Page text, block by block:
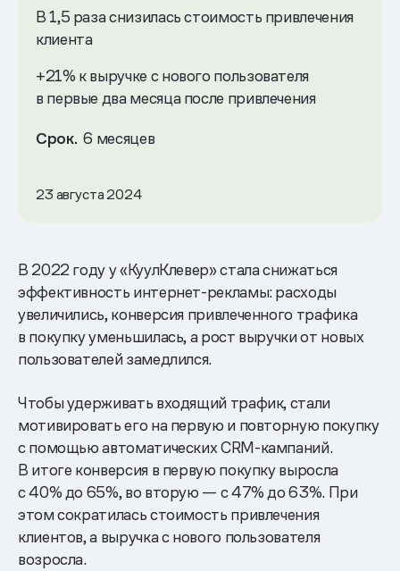
В 1,5 раза снизилась стоимость привлечения
клиента
+21% к выручке с нового пользователя
в первые два месяца после привлечения
Срок.6 месяцев
23 августа 2024
В 2022 году у «КуулКлевер» стала снижаться
эффективность интернет-рекламы: расходы
увеличились, конверсия привлеченного трафика
в покупку уменьшилась, а рост выручки от новых
пользователей замедлился.
Чтобы удерживать входящий трафик, стали
мотивировать его на первую и повторную покупку
с помощью автоматических CRM-кампаний.
В итоге конверсия в первую покупку выросла
с 40% до 65%, во вторую — с 47% до 63%. При
этом сократилась стоимость привлечения
клиентов, а выручка с нового пользователя
возросла.